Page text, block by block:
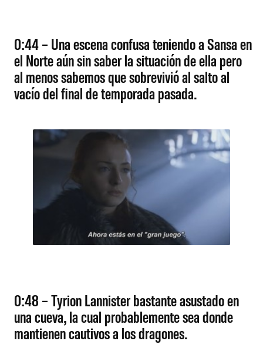
0:44 – Una escena confusa teniendo a Sansa en
el Norte aún sin saber la situación de ella pero
al menos sabemos que sobrevivió al salto al
vacío del final de temporada pasada.
0:48 – Tyrion Lannister bastante asustado en
una cueva, la cual probablemente sea donde
mantienen cautivos a los dragones.